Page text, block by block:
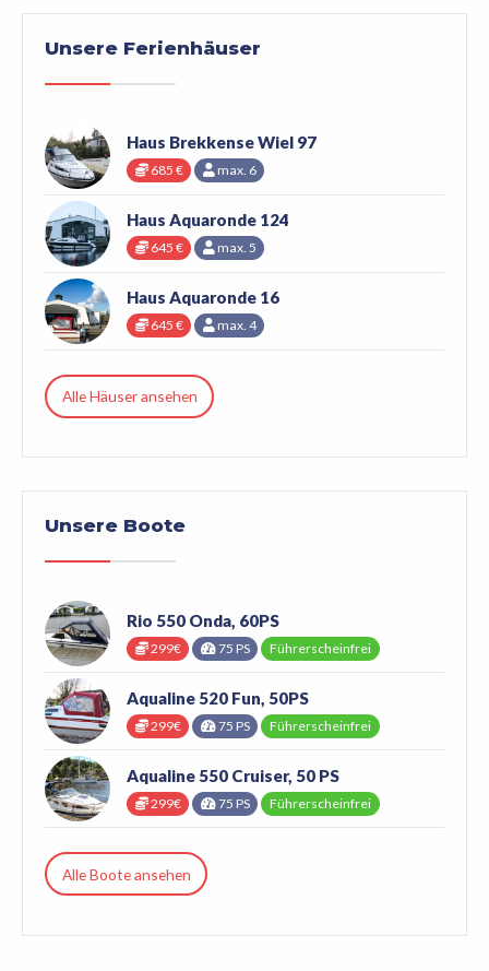
Unsere Ferienhäuser
Haus Brekkense Wiel 97
685 € max. 6
Haus Aquaronde 124
645 € max. 5
Haus Aquaronde 16
645 € max. 4
Alle Häuser ansehen
Unsere Boote
Rio 550 Onda, 60PS
299€ 75 PS Führerscheinfrei
Aqualine 520 Fun, 50PS
299€ 75 PS Führerscheinfrei
Aqualine 550 Cruiser, 50 PS
299€ 75 PS Führerscheinfrei
Alle Boote ansehen